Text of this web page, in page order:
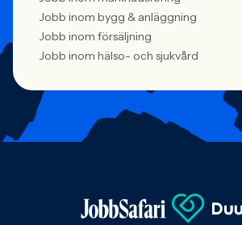
Jobb inom bygg & anläggning
Jobb inom försäljning
Jobb inom hälso- och sjukvård